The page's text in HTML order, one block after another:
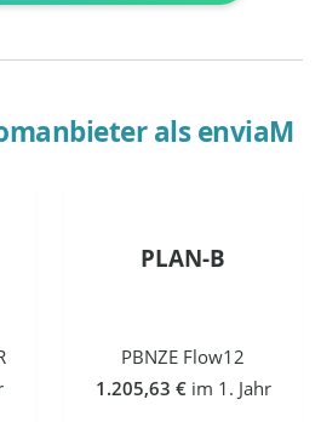
alsenviaM
PLAN-B
PBNZE Flow12
1.205,63 € im 1. Jahr